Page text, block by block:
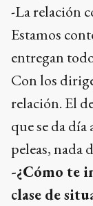
-La relación
Estamos
entregan
Con los
relación. El
que se da
peleas, nada
-¿Cómo te
clase de